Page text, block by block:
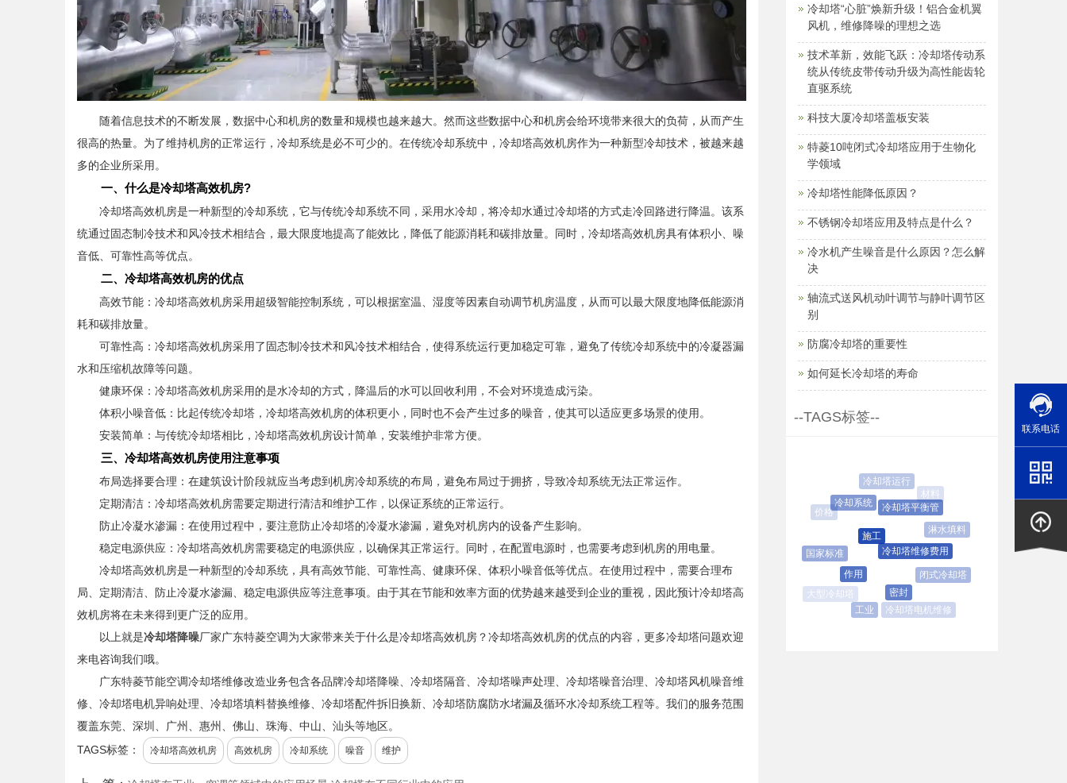
随着信息技术的不断发展，数据中心和机房的数量和规模也越来越大。然而这些数据中心和机房会给环境带来很大的负荷，从而产生
很高的热量。为了维持机房的正常运行，冷却系统是必不可少的。在传统冷却系统中，冷却塔高效机房作为一种新型冷却技术，被越来越
多的企业所采用。
一、什么是冷却塔高效机房?
冷却塔高效机房是一种新型的冷却系统，它与传统冷却系统不同，采用水冷却，将冷却水通过冷却塔的方式走冷回路进行降温。该系
统通过固态制冷技术和风冷技术相结合，最大限度地提高了能效比，降低了能源消耗和碳排放量。同时，冷却塔高效机房具有体积小、噪
音低、可靠性高等优点。
二、冷却塔高效机房的优点
高效节能：冷却塔高效机房采用超级智能控制系统，可以根据室温、湿度等因素自动调节机房温度，从而可以最大限度地降低能源消
耗和碳排放量。
可靠性高：冷却塔高效机房采用了固态制冷技术和风冷技术相结合，使得系统运行更加稳定可靠，避免了传统冷却系统中的冷凝器漏
水和压缩机故障等问题。
健康环保：冷却塔高效机房采用的是水冷却的方式，降温后的水可以回收利用，不会对环境造成污染。
体积小噪音低：比起传统冷却塔，冷却塔高效机房的体积更小，同时也不会产生过多的噪音，使其可以适应更多场景的使用。
安装简单：与传统冷却塔相比，冷却塔高效机房设计简单，安装维护非常方便。
三、冷却塔高效机房使用注意事项
布局选择要合理：在建筑设计阶段就应当考虑到机房冷却系统的布局，避免布局过于拥挤，导致冷却系统无法正常运作。
定期清洁：冷却塔高效机房需要定期进行清洁和维护工作，以保证系统的正常运行。
防止冷凝水渗漏：在使用过程中，要注意防止冷却塔的冷凝水渗漏，避免对机房内的设备产生影响。
稳定电源供应：冷却塔高效机房需要稳定的电源供应，以确保其正常运行。同时，在配置电源时，也需要考虑到机房的用电量。
冷却塔高效机房是一种新型的冷却系统，具有高效节能、可靠性高、健康环保、体积小噪音低等优点。在使用过程中，需要合理布
局、定期清洁、防止冷凝水渗漏、稳定电源供应等注意事项。由于其在节能和效率方面的优势越来越受到企业的重视，因此预计冷却塔高
效机房将在未来得到更广泛的应用。
以上就是冷却塔降噪厂家广东特菱空调为大家带来关于什么是冷却塔高效机房？冷却塔高效机房的优点的内容，更多冷却塔问题欢迎
来电咨询我们哦。
广东特菱节能空调冷却塔维修改造业务包含各品牌冷却塔降噪、冷却塔隔音、冷却塔噪声处理、冷却塔噪音治理、冷却塔风机噪音维
修、冷却塔电机异响处理、冷却塔填料替换维修、冷却塔配件拆旧换新、冷却塔防腐防水堵漏及循环水冷却系统工程等。我们的服务范围
覆盖东莞、深圳、广州、惠州、佛山、珠海、中山、汕头等地区。
TAGS标签：
冷却塔高效机房 高效机房 冷却系统 噪音 维护
冷却塔“心脏”焕新升级！铝合金机翼
风机，维修降噪的理想之选
技术革新，效能飞跃：冷却塔传动系
统从传统皮带传动升级为高性能齿轮
直驱系统
科技大厦冷却塔盖板安装
特菱10吨闭式冷却塔应用于生物化
学领域
冷却塔性能降低原因？
不锈钢冷却塔应用及特点是什么？
冷水机产生噪音是什么原因？怎么解
决
轴流式送风机动叶调节与静叶调节区
别
防腐冷却塔的重要性
如何延长冷却塔的寿命
--TAGS标签--
国家标准
作用
施工
冷却系统
工业
密封
冷却塔维修费用
冷却塔平衡管
冷却塔运行
冷却塔电机维修
闭式冷却塔
淋水填料
材料
联系电话